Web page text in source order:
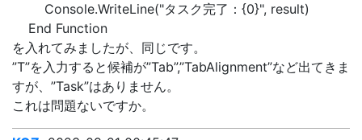
Console.WriteLine("タスク完了：{0}", result)
End Function
を入れてみましたが、同じです。
”T”を入力すると候補が”Tab”,”TabAlignment”など出てきま
すが、”Task”はありません。
これは問題ないですか。